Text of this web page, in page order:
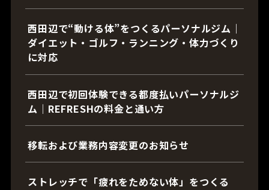
西田辺で“動ける体”をつくるパーソナルジム｜
ダイエット・ゴルフ・ランニング・体力づくり
に対応
西田辺で初回体験できる都度払いパーソナルジ
ム｜REFRESHの料金と通い方
移転および業務内容変更のお知らせ
ストレッチで「疲れをためない体」をつくる